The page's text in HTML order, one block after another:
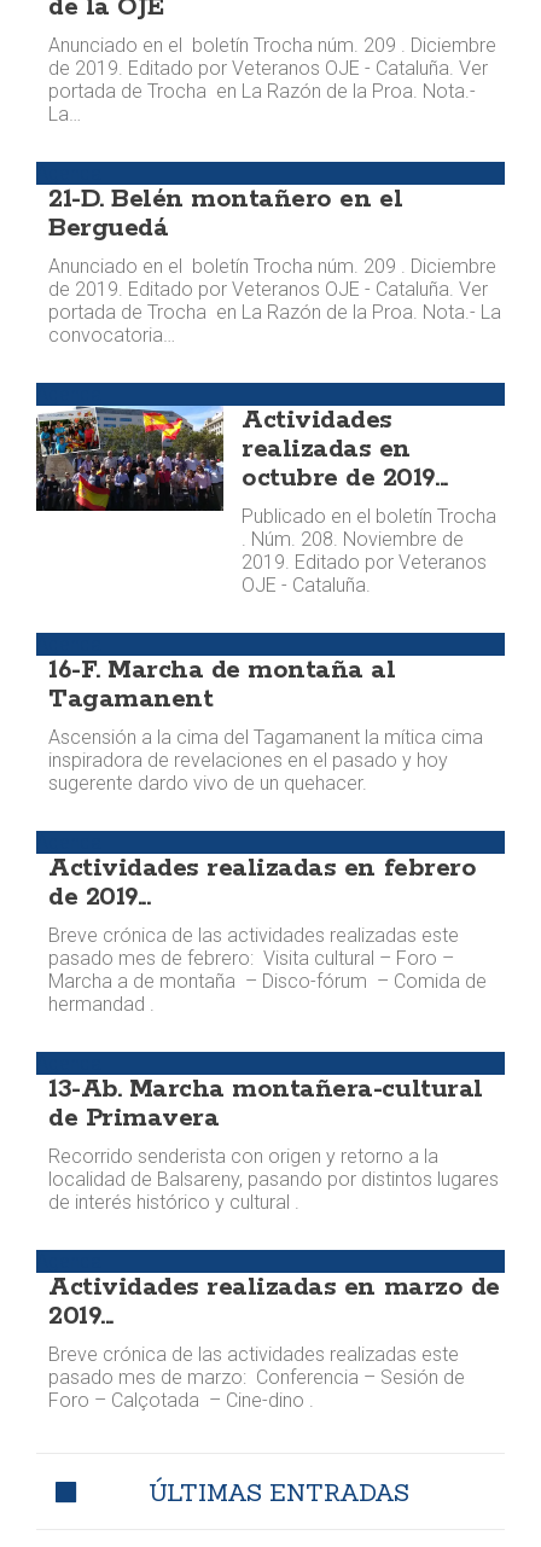
de la OJE
Anunciado en el boletín Trocha núm. 209 . Diciembre
de 2019. Editado por Veteranos OJE - Cataluña. Ver
portada de Trocha en La Razón de la Proa. Nota.-
La…
21-D. Belén montañero en el
Berguedá
Anunciado en el boletín Trocha núm. 209 . Diciembre
de 2019. Editado por Veteranos OJE - Cataluña. Ver
portada de Trocha en La Razón de la Proa. Nota.- La
convocatoria…
Actividades
realizadas en
octubre de 2019...
Publicado en el boletín Trocha
. Núm. 208. Noviembre de
2019. Editado por Veteranos
OJE - Cataluña.
16-F. Marcha de montaña al
Tagamanent
Ascensión a la cima del Tagamanent la mítica cima
inspiradora de revelaciones en el pasado y hoy
sugerente dardo vivo de un quehacer.
Actividades realizadas en febrero
de 2019...
Breve crónica de las actividades realizadas este
pasado mes de febrero: Visita cultural – Foro –
Marcha a de montaña – Disco-fórum – Comida de
hermandad .
13-Ab. Marcha montañera-cultural
de Primavera
Recorrido senderista con origen y retorno a la
localidad de Balsareny, pasando por distintos lugares
de interés histórico y cultural .
Actividades realizadas en marzo de
2019...
Breve crónica de las actividades realizadas este
pasado mes de marzo: Conferencia – Sesión de
Foro – Calçotada – Cine-dino .
ÚLTIMAS ENTRADAS